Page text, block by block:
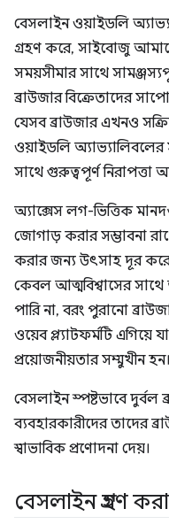
বেসলাইন ওয়াইডলি
গ্রহণ করে, সাইবোজু
সময়সীমার সাথে
ব্রাউজার বিক্রেতাদের
যেসব ব্রাউজার এখনও
ওয়াইডলি অ্যাভ্যালিবলের
সাথে গুরুত্বপূর্ণ
অ্যাক্সেস লগ-ভিত্তিক
জোগাড় করার সম্ভাবনা
করার জন্য উৎসাহ দূর
কেবল আত্মবিশ্বাসের
পারি না, বরং পুরানো
ওয়েব প্ল্যাটফর্মটি
প্রয়োজনীয়তার সম্মুখীন হন।
বেসলাইন স্পষ্টভাবে দুর্বল
ব্যবহারকারীদের তাদের
স্বাভাবিক প্রণোদনা দেয়।
বেসলাইন গ্রহণ করা